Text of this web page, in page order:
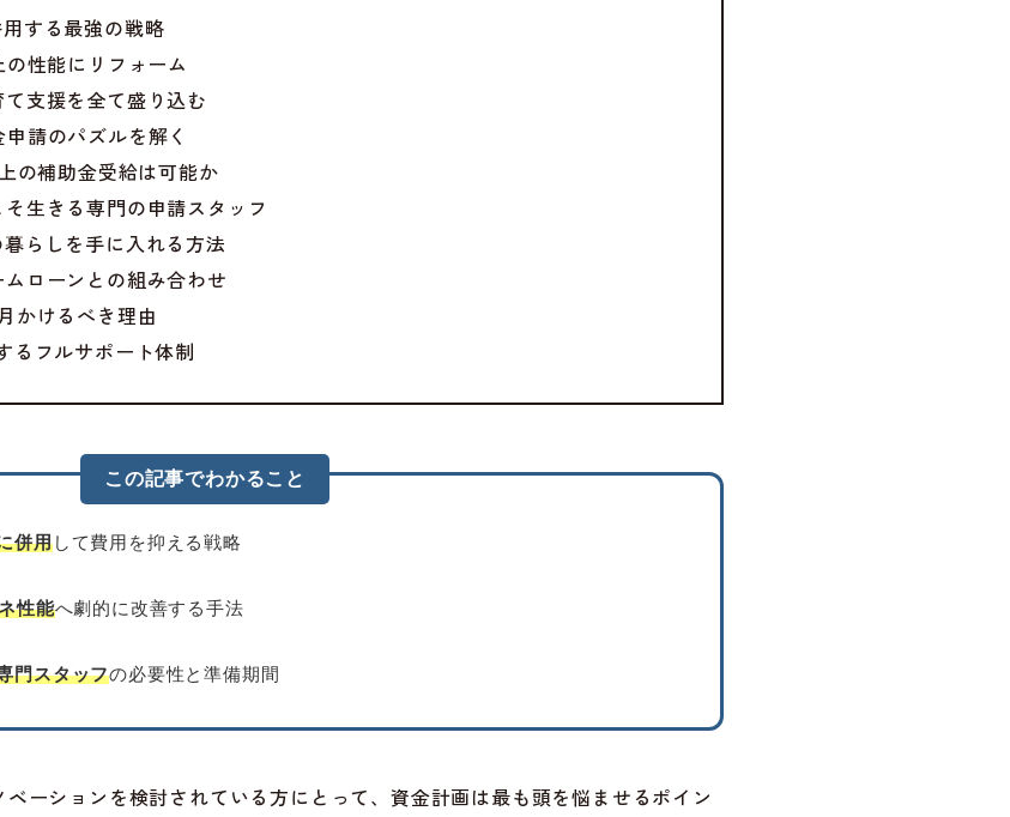
する最強の戦略
性能にリフォーム
支援を全て盛り込む
請のパズルを解く
の補助金受給は可能か
生きる専門の申請スタッフ
らしを手に入れる方法
ローンとの組み合わせ
かけるべき理由
るフルサポート体制
この記事でわかること
併用して費用を抑える戦略
性能へ劇的に改善する手法
門スタッフの必要性と準備期間
ーションを検討されている方にとって、資金計画は最も頭を悩ませるポイン